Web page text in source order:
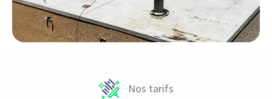
Nos tarifs